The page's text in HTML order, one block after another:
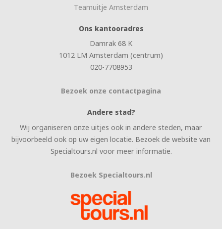
Teamuitje Amsterdam
Ons kantooradres
Damrak 68 K
1012 LM Amsterdam (centrum)
020-7708953
Bezoek onze contactpagina
Andere stad?
Wij organiseren onze uitjes ook in andere steden, maar
bijvoorbeeld ook op uw eigen locatie. Bezoek de website van
Specialtours.nl voor meer informatie.
Bezoek Specialtours.nl